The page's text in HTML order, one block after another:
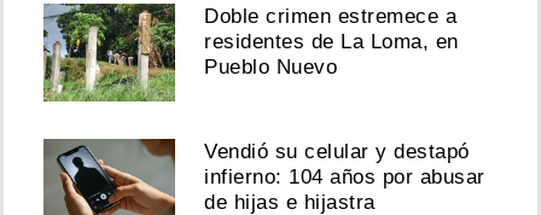
Doble crimen estremece a
residentes de La Loma, en
Pueblo Nuevo
Vendió su celular y destapó
infierno: 104 años por abusar
de hijas e hijastra